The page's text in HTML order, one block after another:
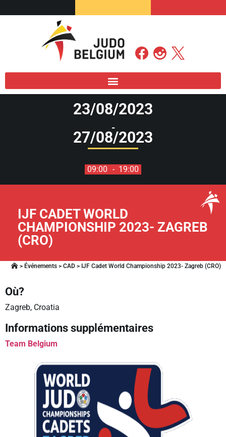
23/08/2023
-
27/08/2023
09:00 - 19:00
IJF CADET WORLD
CHAMPIONSHIP 2023- ZAGREB
(CRO)
> Événements > CAD > IJF Cadet World Championship 2023- Zagreb (CRO)
Où?
Zagreb, Croatia
Informations supplémentaires
Team Belgium